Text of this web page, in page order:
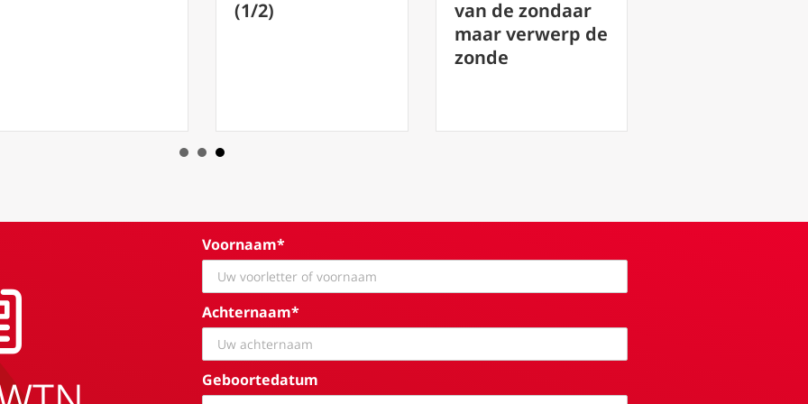
(1/2)
van de zondaar
maar verwerp de
zonde
Voornaam*
Achternaam*
Geboortedatum